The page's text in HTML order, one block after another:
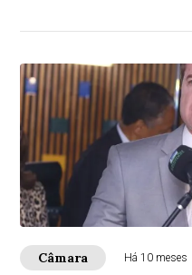
Câmara Há 10 meses